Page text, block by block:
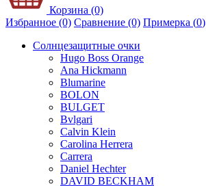
Корзина (0)
Избранное (0) Сравнение (0) Примерка (0)
Солнцезащитные очки
Hugo Boss Orange
Ana Hickmann
Blumarine
BOLON
BULGET
Bvlgari
Calvin Klein
Carolina Herrera
Carrera
Daniel Hechter
DAVID BECKHAM